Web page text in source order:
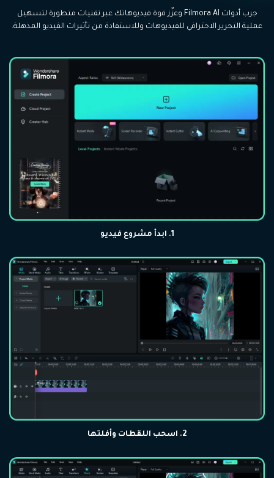
جرب أدوات Filmora AI وعزّز قوة فيديوهاتك عبر تقنيات متطورة لتسهيل
عملية التحرير الاحترافي للفيديوهات وللاستفادة من تأثيرات الفيديو المذهلة.
1. ابدأ مشروع فيديو
2. اسحب اللقطات وأفلتها